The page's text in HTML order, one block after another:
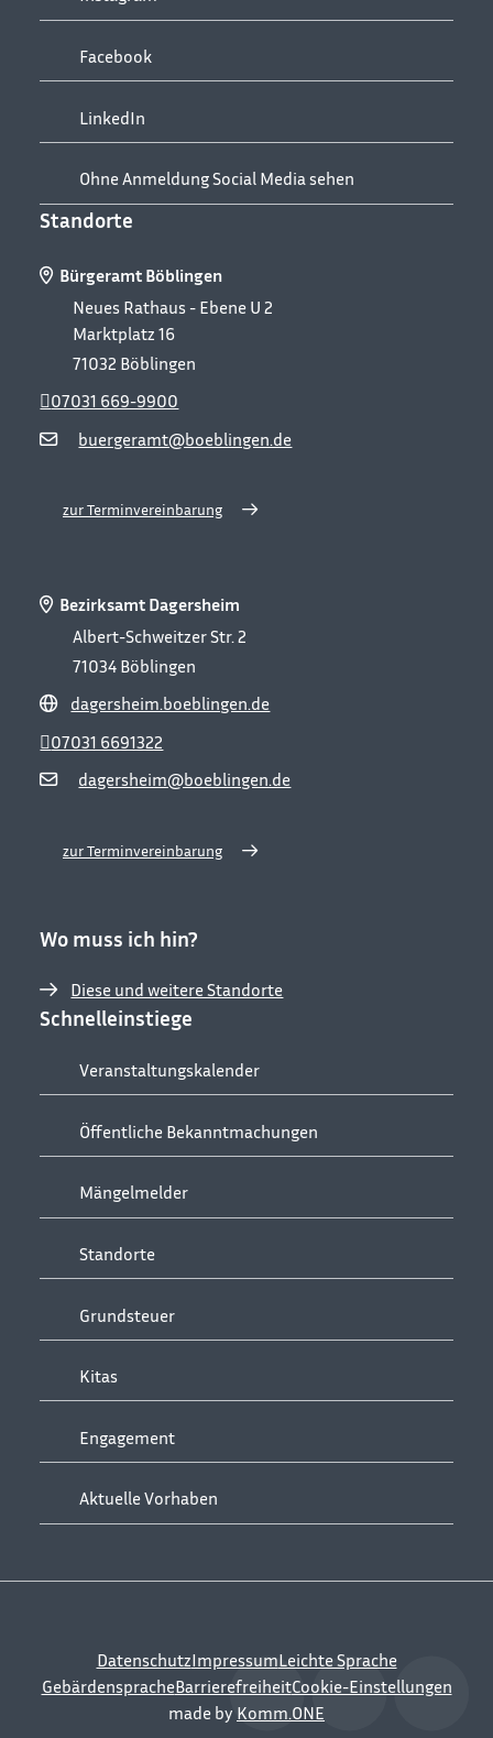
Facebook
LinkedIn
Ohne Anmeldung Social Media sehen
Standorte
Bürgeramt Böblingen
Neues Rathaus - Ebene U 2
Marktplatz 16
71032 Böblingen
buergeramt@boeblingen.de
07031 669-9900
zur Terminvereinbarung
Bezirksamt Dagersheim
Albert-Schweitzer Str. 2
71034 Böblingen
dagersheim.boeblingen.de
dagersheim@boeblingen.de
07031 6691322
zur Terminvereinbarung
Wo muss ich hin?
Diese und weitere Standorte
Schnelleinstiege
Veranstaltungskalender
Öffentliche Bekanntmachungen
Mängelmelder
Standorte
Grundsteuer
Kitas
Engagement
Aktuelle Vorhaben
DatenschutzImpressumLeichte Sprache
GebärdenspracheBarrierefreiheitCookie-Einstellungen
made by Komm.ONE